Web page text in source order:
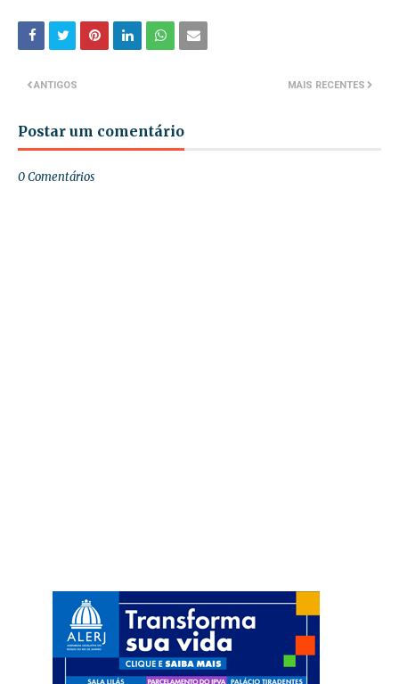
MAIS RECENTES
ANTIGOS
Postar um comentário
0 Comentários